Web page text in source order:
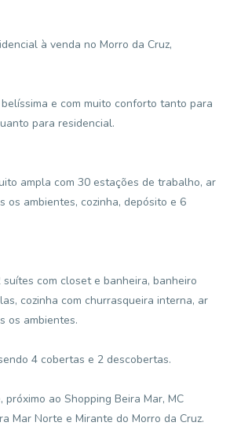
à venda no Morro da Cruz,
e com muito conforto tanto para
para residencial.
ampla com 30 estações de trabalho, ar
os ambientes, cozinha, depósito e 6
com closet e banheira, banheiro
cozinha com churrasqueira interna, ar
os ambientes.
4 cobertas e 2 descobertas.
ao Shopping Beira Mar, MC
Mar Norte e Mirante do Morro da Cruz.